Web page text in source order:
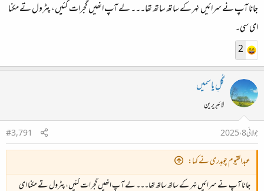
جانا آپ نے سرائیں نہر کے ساتھ ساتھ تھا۔۔۔ لے آپ انھیں گجرات گئیں، پٹرول تے مکنا
ای سی۔
2
گُلِ یاسمیں
لائبریرین
جولائی 8، 2025
#3,791
عبدالقیوم چوہدری نے کہا:
جانا آپ نے سرائیں نہر کے ساتھ ساتھ تھا۔۔۔ لے آپ انھیں گجرات گئیں، پٹرول تے مکنا ای